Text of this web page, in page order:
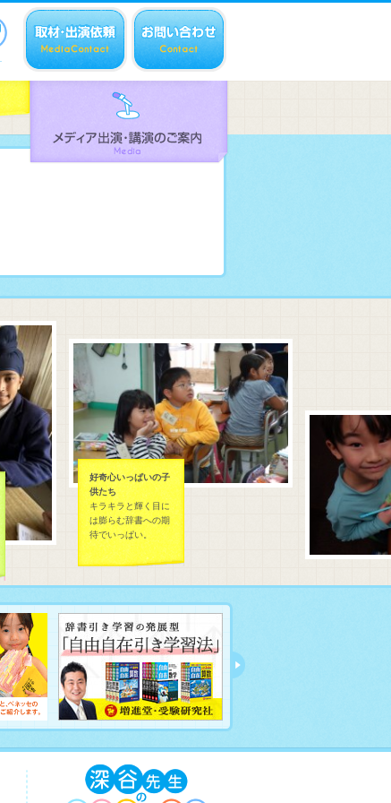
好奇心いっぱいの子
供たち
キラキラと輝く目に
は膨らむ辞書への期
待でいっぱい。